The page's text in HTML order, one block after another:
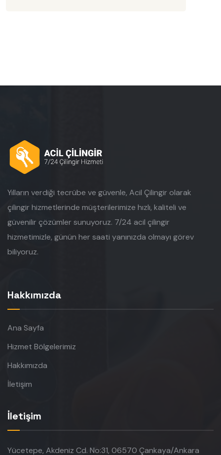
Yılların verdiği tecrübe ve güvenle, Acil Çilingir olarak
çilingir hizmetlerinde müşterilerimize hızlı, kaliteli ve
güvenilir çözümler sunuyoruz. 7/24 acil çilingir
hizmetimizle, günün her saati yanınızda olmayı görev
biliyoruz.
Hakkımızda
Ana Sayfa
Hizmet Bölgelerimiz
Hakkımızda
İletişim
İletişim
Yücetepe, Akdeniz Cd. No:31, 06570 Çankaya/Ankara